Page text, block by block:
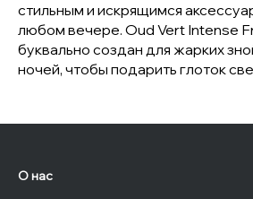
стильным и искрящимся
любом вечере. Oud Vert Intense
буквально создан для жарких
ночей, чтобы подарить глоток
О нас